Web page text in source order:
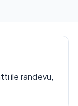
ile randevu,